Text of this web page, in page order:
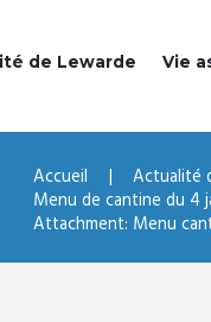
de Lewarde Vie
Accueil Actualité
Menu de cantine du 4
Attachment: Menu